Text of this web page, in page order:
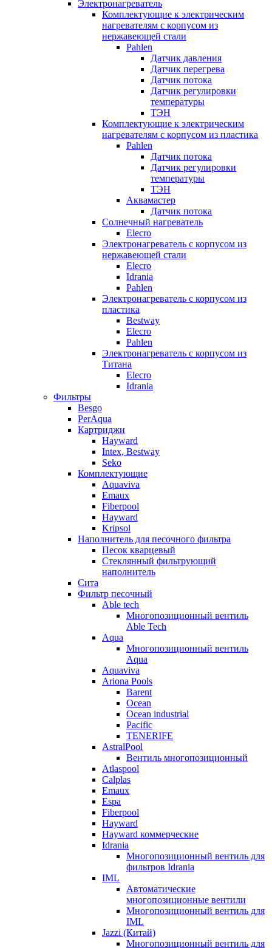
Электронагреватель
Комплектующие к электрическим
нагревателям с корпусом из
нержавеющей стали
Pahlen
Датчик давления
Датчик перегрева
Датчик потока
Датчик регулировки
температуры
ТЭН
Комплектующие к электрическим
нагревателям с корпусом из пластика
Pahlen
Датчик потока
Датчик регулировки
температуры
ТЭН
Аквамастер
Датчик потока
Солнечный нагреватель
Elecro
Электронагреватель с корпусом из
нержавеющей стали
Elecro
Idrania
Pahlen
Электронагреватель с корпусом из
пластика
Bestway
Elecro
Pahlen
Электронагреватель с корпусом из
Титана
Elecro
Idrania
Фильтры
Besgo
PerAqua
Картриджи
Hayward
Intex, Bestway
Seko
Комплектующие
Aquaviva
Emaux
Fiberpool
Hayward
Kripsol
Наполнитель для песочного фильтра
Песок кварцевый
Стеклянный фильтрующий
наполнитель
Сита
Фильтр песочный
Able tech
Многопозиционный вентиль
Able Tech
Aqua
Многопозиционный вентиль
Aqua
Aquaviva
Ariona Pools
Barent
Ocean
Ocean industrial
Pacific
TENERIFE
AstralPool
Вентиль многопозиционный
Atlaspool
Calplas
Emaux
Espa
Fiberpool
Hayward
Hayward коммерческие
Idrania
Многопозиционный вентиль для
фильтров Idrania
IML
Автоматические
многопозиционные вентили
Многопозиционный вентиль для
IML
Jazzi (Китай)
Многопозиционный вентиль для